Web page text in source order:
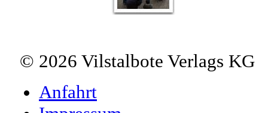
© 2026 Vilstalbote Verlags KG
Anfahrt